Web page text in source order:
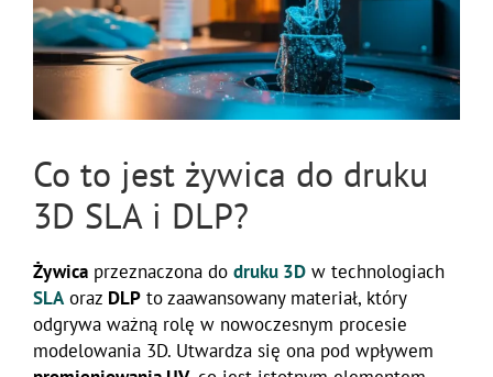
Co to jest żywica do druku
3D SLA i DLP?
Żywica przeznaczona do druku 3D w technologiach
SLAoraz DLP to zaawansowany materiał, który
odgrywa ważną rolę w nowoczesnym procesie
modelowania 3D. Utwardza się ona pod wpływem